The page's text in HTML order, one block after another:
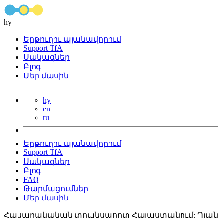
hy
Երթուղու պլանավորում
Support TfA
Սակագներ
Բլոգ
Մեր մասին
hy
en
ru
Երթուղու պլանավորում
Support TfA
Սակագներ
Բլոգ
FAQ
Թարմացումներ
Մեր մասին
Հասարակական տրանսպորտ Հայաստանում: